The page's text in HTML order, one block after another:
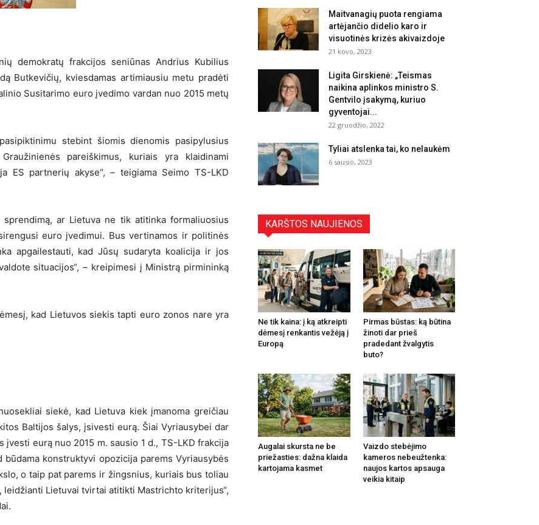
demokratų frakcijos seniūnas Andrius Kubilius
Butkevičių, kviesdamas artimiausiu metu pradėti
Susitarimo euro įvedimo vardan nuo 2015 metų
stebint šiomis dienomis pasipylusius
pareiškimus, kuriais yra klaidinami
ES partnerių akyse“, – teigiama Seimo TS-LKD
ar Lietuva ne tik atitinka formaliuosius
euro įvedimui. Bus vertinamos ir politinės
apgailestauti, kad Jūsų sudaryta koalicija ir jos
situacijos“, – kreipimesi į Ministrą pirmininką
kad Lietuvos siekis tapti euro zonos nare yra
siekė, kad Lietuva kiek įmanoma greičiau
Baltijos šalys, įsivesti eurą. Šiai Vyriausybei dar
įvesti eurą nuo 2015 m. sausio 1 d., TS-LKD frakcija
konstruktyvi opozicija parems Vyriausybės
o taip pat parems ir žingsnius, kuriais bus toliau
Lietuvai tvirtai atitikti Mastrichto kriterijus“,
Maitvanagių puota rengiama
artėjančio didelio karo ir
visuotinės krizės akivaizdoje
21 kovo, 2023
Ligita Girskienė: „Teismas
naikina aplinkos ministro S.
Gentvilo įsakymą, kuriuo
gyventojai...
22 gruodžio, 2022
Tyliai atslenka tai, ko nelaukėm
6 sausio, 2023
KARŠTOS NAUJIENOS
Ne tik kaina: į ką atkreipti
dėmesį renkantis vežėją į
Europą
Pirmas būstas: ką būtina
žinoti dar prieš
pradedant žvalgytis
buto?
Augalai skursta ne be
priežasties: dažna klaida
kartojama kasmet
Vaizdo stebėjimo
kameros nebeužtenka:
naujos kartos apsauga
veikia kitaip